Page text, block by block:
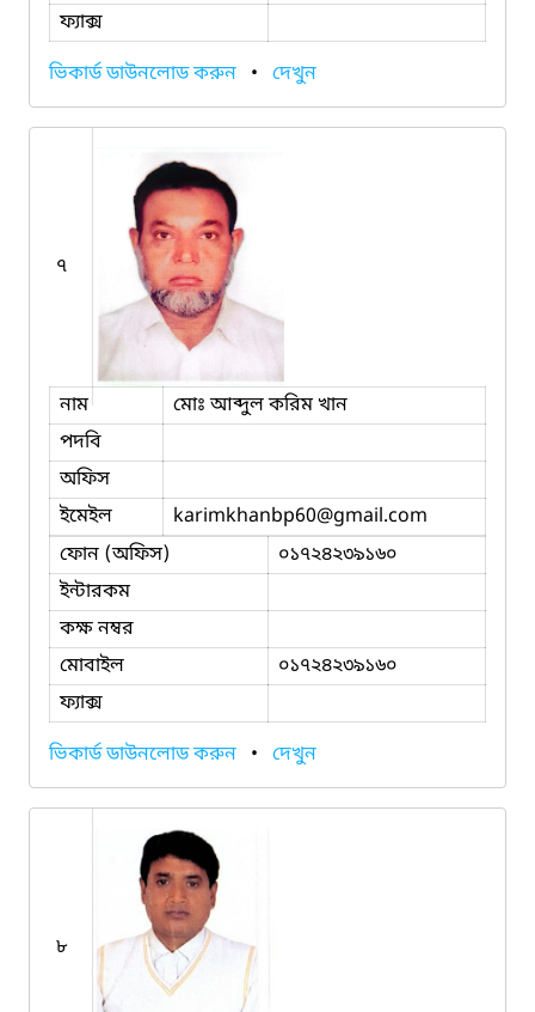
ফ্যাক্স
ভিকার্ড ডাউনলোড করুন • দেখুন
৭
নাম
মোঃ আব্দুল করিম খান
পদবি
অফিস
ইমেইল
karimkhanbp60@gmail.com
ফোন (অফিস)
০১৭২৪২৩৯১৬০
ইন্টারকম
কক্ষ নম্বর
মোবাইল
০১৭২৪২৩৯১৬০
ফ্যাক্স
ভিকার্ড ডাউনলোড করুন • দেখুন
৮